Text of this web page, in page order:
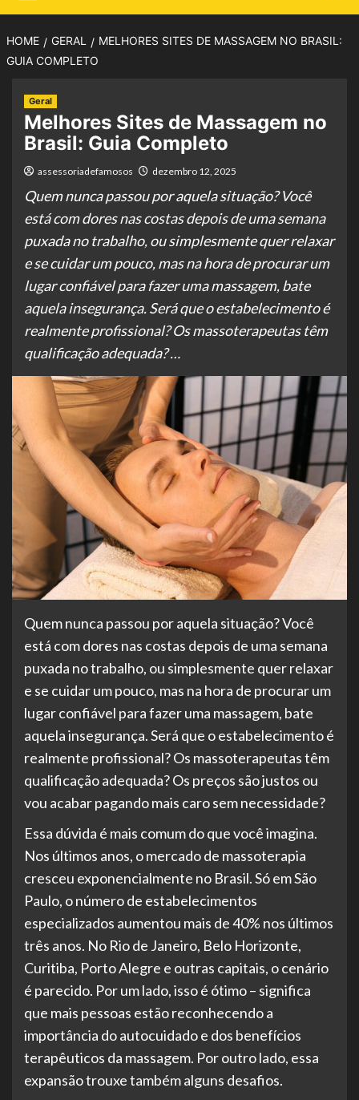
HOME GERAL
MELHORES SITES DE MASSAGEM NO BRASIL:
GUIA COMPLETO
Geral
Melhores Sites de Massagem no
Brasil: Guia Completo
assessoriadefamosos dezembro 12, 2025
Quem nunca passou por aquela situação? Você
está com dores nas costas depois de uma semana
puxada no trabalho, ou simplesmente quer relaxar
e se cuidar um pouco, mas na hora de procurar um
lugar confiável para fazer uma massagem, bate
aquela insegurança. Será que o estabelecimento é
realmente profissional? Os massoterapeutas têm
qualificação adequada? …
Quem nunca passou por aquela situação? Você
está com dores nas costas depois de uma semana
puxada no trabalho, ou simplesmente quer relaxar
e se cuidar um pouco, mas na hora de procurar um
lugar confiável para fazer uma massagem, bate
aquela insegurança. Será que o estabelecimento é
realmente profissional? Os massoterapeutas têm
qualificação adequada? Os preços são justos ou
vou acabar pagando mais caro sem necessidade?
Essa dúvida é mais comum do que você imagina.
Nos últimos anos, o mercado de massoterapia
cresceu exponencialmente no Brasil. Só em São
Paulo, o número de estabelecimentos
especializados aumentou mais de 40% nos últimos
três anos. No Rio de Janeiro, Belo Horizonte,
Curitiba, Porto Alegre e outras capitais, o cenário
é parecido. Por um lado, isso é ótimo – significa
que mais pessoas estão reconhecendo a
importância do autocuidado e dos benefícios
terapêuticos da massagem. Por outro lado, essa
expansão trouxe também alguns desafios.